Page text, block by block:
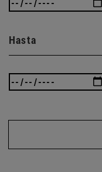
Hasta